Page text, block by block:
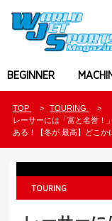
BEGINNER
TOP
TOURING
レーサーには「富と名誉！
ある！【冬が 最高】どこか
TOURING